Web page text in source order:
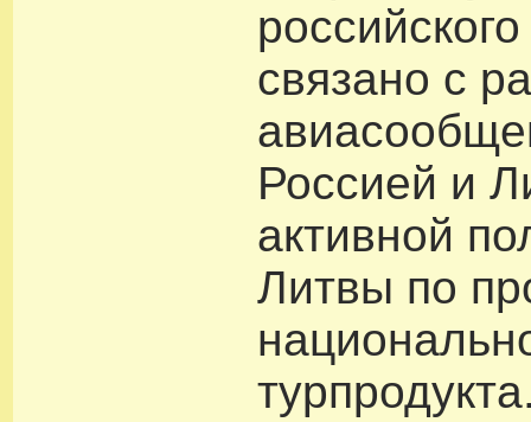
связано с
Россией и
активной
Литвы по